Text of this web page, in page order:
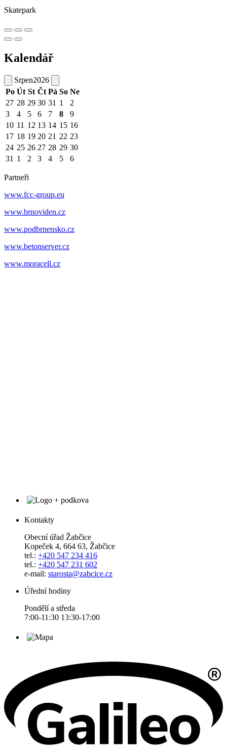
Skatepark
Kalendář
Srpen2026
Po Út St Čt Pá So Ne
27 28 29 30 31 1
2
3
4 5 6 7 8
9
10 11 12 13 14 15 16
17 18 19 20 21 22 23
24 25 26 27 28 29 30
31 1 2 3 4 5 6
Partneři
www.fcc-group.eu
www.brnoviden.cz
www.podbrnensko.cz
www.betonserver.cz
www.moracell.cz
Kontakty
Obecní úřad Žabčice
Kopeček 4, 664 63, Žabčice
tel.: +420 547 234 416
tel.: +420 547 231 602
e-mail: starosta@zabcice.cz
Úřední hodiny
Pondělí a středa
7:00-11:30 13:30-17:00